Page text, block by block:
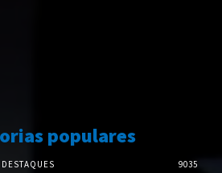
populares
DESTAQUES 9035